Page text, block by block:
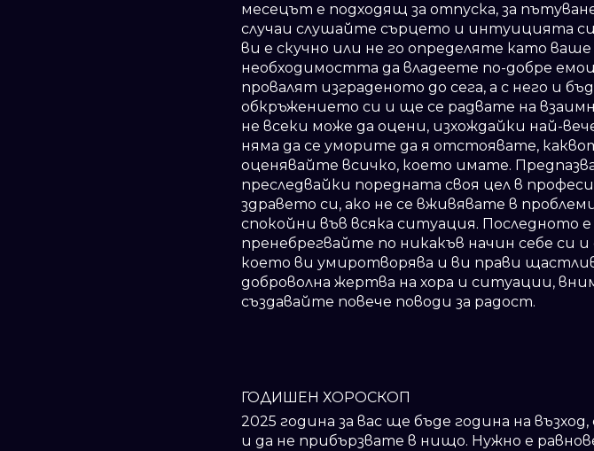
месецът е подходящ за отпуска, за
случаи слушайте сърцето и интуицията
ви е скучно или не го определяте като
необходимостта да владеете по-добре
провалят изграденото до сега, а с него и
обкръжението си и ще се радвате на
не всеки може да оцени, изхождайки най-
няма да се уморите да я отстоявате,
оценявайте всичко, което имате.
преследвайки поредната своя цел в
здравето си, ако не се вживявате в
спокойни във всяка ситуация. Последното
пренебрегвайте по никакъв начин себе си
което ви умиротворява и ви прави
доброволна жертва на хора и ситуации,
създавайте повече поводи за радост.
ГОДИШЕН ХОРОСКОП
2025 година за вас ще бъде година на
и да не прибързвате в нищо. Нужно е